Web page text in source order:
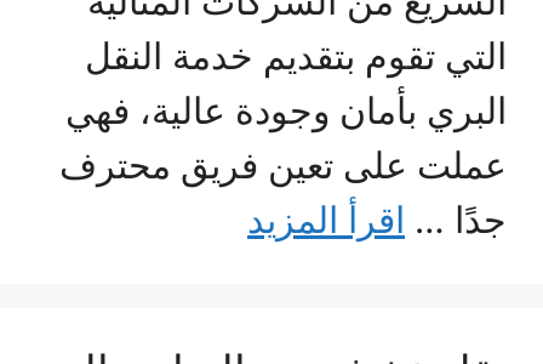
التي تقوم بتقديم خدمة النقل
البري بأمان وجودة عالية، فهي
عملت على تعين فريق محترف
جدًا … اقرأ المزيد